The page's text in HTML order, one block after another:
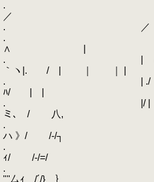
／
. ／ ／ /
. / /|/
∧ |
. | / .|／
｀ヽ|. / | ｜ ｜ |
. | ./ | ,.z=ﾐ
ﾊ/ | |
. |/ | |;jｬ´
ミ､ / 八,
. | |圦
ハ 》/ /-/┐ 決ま
. | 八| ""
ｨ/ /-/=/
. | |
""厶ｨ /´/} ｝